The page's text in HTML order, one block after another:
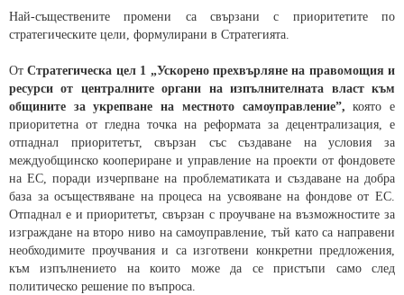
Най-съществените промени са свързани с приоритетите по
стратегическите цели, формулирани в Стратегията.
ОтСтратегическа цел 1 „Ускорено прехвърляне на правомощия и
ресурси от централните органи на изпълнителната власт към
общините за укрепване на местното самоуправление”, която е
приоритетна от гледна точка на реформата за децентрализация, е
отпаднал приоритетът, свързан със създаване на условия за
междуобщинско коопериране и управление на проекти от фондовете
на ЕС, поради изчерпване на проблематиката и създаване на добра
база за осъществяване на процеса на усвояване на фондове от ЕС.
Отпаднал е и приоритетът, свързан с проучване на възможностите за
изграждане на второ ниво на самоуправление, тъй като са направени
необходимите проучвания и са изготвени конкретни предложения,
към изпълнението на които може да се пристъпи само след
политическо решение по въпроса.